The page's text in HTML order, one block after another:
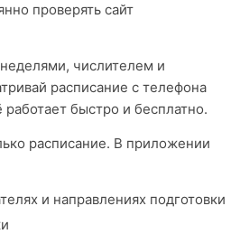
проверять сайт
числителем и
расписание с телефона
быстро и бесплатно.
расписание. В приложении
и направлениях подготовки